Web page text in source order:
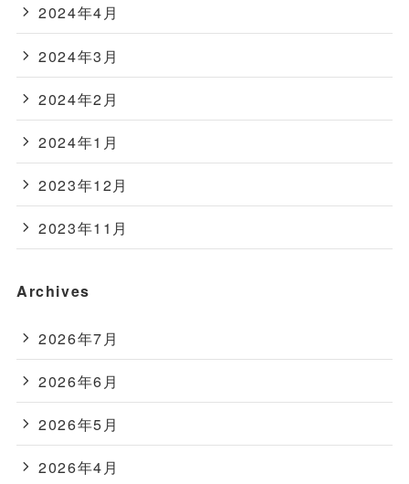
2024年4月
2024年3月
2024年2月
2024年1月
2023年12月
2023年11月
Archives
2026年7月
2026年6月
2026年5月
2026年4月